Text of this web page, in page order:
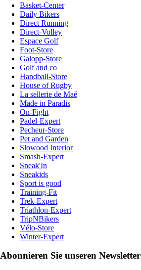
Basket-Center
Daily Bikers
Direct Running
Direct-Volley
Espace Golf
Foot-Store
Galopp-Store
Golf and co
Handball-Store
House of Rugby
La sellerie de Maé
Made in Paradis
On-Fight
Padel-Expert
Pecheur-Store
Pet and Garden
Slowood Interior
Smash-Expert
Sneak'In
Sneakids
Sport is good
Training-Fit
Trek-Expert
Triathlon-Expert
TripNBikers
Vélo-Store
Winter-Expert
Abonnieren Sie unseren Newsletter